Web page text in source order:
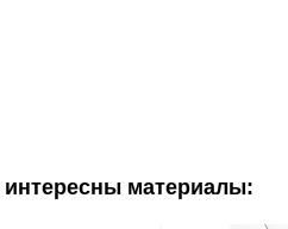
материалы: